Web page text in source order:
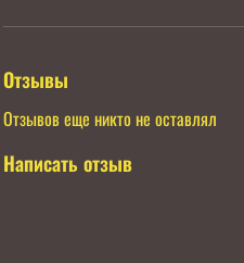
Отзывы
Отзывов еще никто не оставлял
Написать отзыв